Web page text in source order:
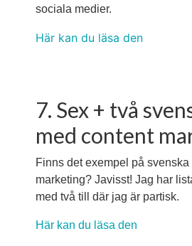
sociala medier.
Här kan du läsa den
7. Sex + två
med content
Finns det exempel på
marketing? Javisst! Jag har
med två till där jag är partisk.
Här kan du läsa den